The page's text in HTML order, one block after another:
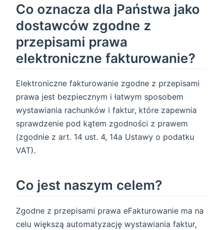
Co oznacza dla Państwa jako
dostawców zgodne z
przepisami prawa
elektroniczne fakturowanie?
Elektroniczne fakturowanie zgodne z przepisami
prawa jest bezpiecznym i łatwym sposobem
wystawiania rachunków i faktur, które zapewnia
sprawdzenie pod kątem zgodności z prawem
(zgodnie z art. 14 ust. 4, 14a Ustawy o podatku
VAT).
Co jest naszym celem?
Zgodne z przepisami prawa eFakturowanie ma na
celu większą automatyzację wystawiania faktur,